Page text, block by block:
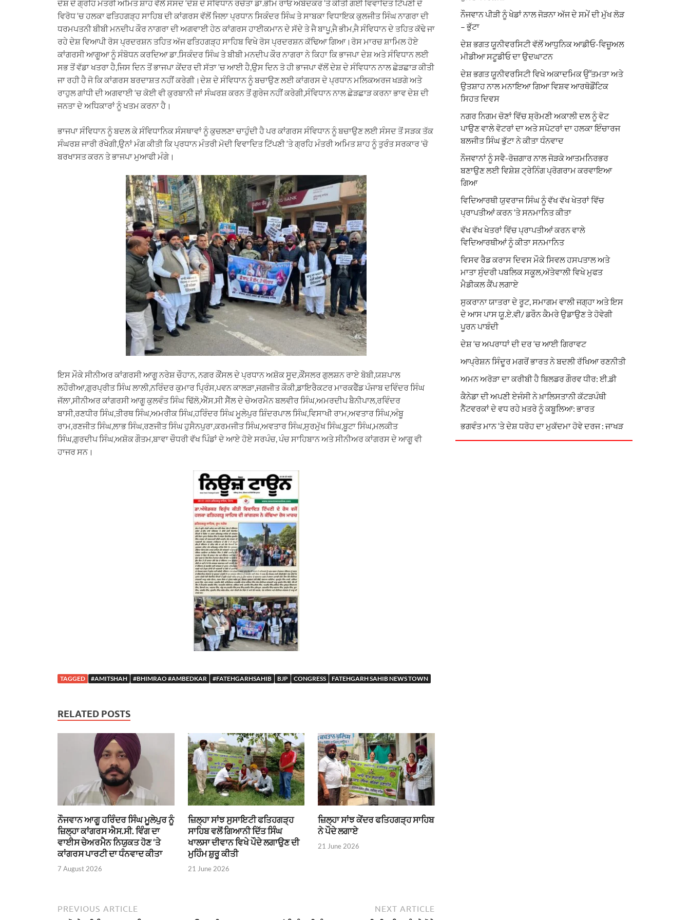
ਦੇਸ਼ ਦੇ ਗ੍ਰਹਿ ਮੰਤਰੀ ਅਮਿਤ ਸ਼ਾਹ ਵੱਲੋਂ ਸੰਸਦ ‘ਦੇਸ਼ ਦੇ ਸੰਵਿਧਾਨ ਰਚੇਤਾ ਡਾ.ਭੀਮ ਰਾਓ ਅੰਬੇਦਕਰ ‘ਤੇ ਕੀਤੀ ਗਈ ਵਿਵਾਦਿਤ ਟਿੱਪਣੀ ਦੇ
ਵਿਰੋਧ ‘ਚ ਹਲਕਾ ਫਤਿਹਗੜ੍ਹ ਸਾਹਿਬ ਦੀ ਕਾਂਗਰਸ ਵੱਲੋਂ ਜਿਲਾ ਪ੍ਰਧਾਨ ਸਿਕੰਦਰ ਸਿੰਘ ਤੇ ਸਾਬਕਾ ਵਿਧਾਇਕ ਕੁਲਜੀਤ ਸਿੰਘ ਨਾਗਰਾ ਦੀ
ਧਰਮਪਤਨੀ ਬੀਬੀ ਮਨਦੀਪ ਕੌਰ ਨਾਗਰਾ ਦੀ ਅਗਵਾਈ ਹੇਠ ਕਾਂਗਰਸ ਹਾਈਕਮਾਨ ਦੇ ਸੱਦੇ ਤੇ ਜੈ ਬਾਪੂ,ਜੈ ਭੀਮ,ਜੈ ਸੰਵਿਧਾਨ ਦੇ ਤਹਿਤ ਕੱਢੇ ਜਾ
ਰਹੇ ਦੇਸ਼ ਵਿਆਪੀ ਰੋਸ ਪ੍ਰਦਰਸ਼ਨ ਤਹਿਤ ਅੱਜ ਫਤਿਹਗੜ੍ਹ ਸਾਹਿਬ ਵਿਖੇ ਰੋਸ ਪ੍ਰਦਰਸ਼ਨ ਕੱਢਿਆ ਗਿਆ।ਰੋਸ ਮਾਰਚ ਸ਼ਾਮਿਲ ਹੋਏ
ਕਾਂਗਰਸੀ ਆਗੂਆ ਨੂੰ ਸੰਬੋਧਨ ਕਰਦਿਆ ਡਾ.ਸਿਕੰਦਰ ਸਿੰਘ ਤੇ ਬੀਬੀ ਮਨਦੀਪ ਕੌਰ ਨਾਗਰਾ ਨੇ ਕਿਹਾ ਕਿ ਭਾਜਪਾ ਦੇਸ਼ ਅਤੇ ਸੰਵਿਧਾਨ ਲਈ
ਸਭ ਤੋਂ ਵੱਡਾ ਖਤਰਾ ਹੈ,ਜਿਸ ਦਿਨ ਤੋਂ ਭਾਜਪਾ ਕੇਂਦਰ ਦੀ ਸੱਤਾ ‘ਚ ਆਈ ਹੈ,ਉਸ ਦਿਨ ਤੋ ਹੀ ਭਾਜਪਾ ਵੱਲੋਂ ਦੇਸ਼ ਦੇ ਸੰਵਿਧਾਨ ਨਾਲ ਛੇੜਛਾੜ ਕੀਤੀ
ਜਾ ਰਹੀ ਹੈ ਜੋ ਕਿ ਕਾਂਗਰਸ ਬਰਦਾਸ਼ਤ ਨਹੀਂ ਕਰੇਗੀ।ਦੇਸ਼ ਦੇ ਸੰਵਿਧਾਨ ਨੂੰ ਬਚਾਉਣ ਲਈ ਕਾਂਗਰਸ ਦੇ ਪ੍ਰਧਾਨ ਮਲਿਕਅਰਜ ਖੜਗੇ ਅਤੇ
ਰਾਹੁਲ ਗਾਂਧੀ ਦੀ ਅਗਵਾਈ ‘ਚ ਕੋਈ ਵੀ ਕੁਰਬਾਨੀ ਜਾਂ ਸੰਘਰਸ਼ ਕਰਨ ਤੋਂ ਗੁਰੇਜ ਨਹੀਂ ਕਰੇਗੀ,ਸੰਵਿਧਾਨ ਨਾਲ ਛੇੜਛਾੜ ਕਰਨਾ ਭਾਵ ਦੇਸ਼ ਦੀ
ਜਨਤਾ ਦੇ ਅਧਿਕਾਰਾਂ ਨੂੰ ਖਤਮ ਕਰਨਾ ਹੈ।
ਭਾਜਪਾ ਸੰਵਿਧਾਨ ਨੂੰ ਬਦਲ ਕੇ ਸੰਵਿਧਾਨਿਕ ਸੰਸਥਾਵਾਂ ਨੂੰ ਕੁਚਲਣਾ ਚਾਹੁੰਦੀ ਹੈ ਪਰ ਕਾਂਗਰਸ ਸੰਵਿਧਾਨ ਨੂੰ ਬਚਾਉਣ ਲਈ ਸੰਸਦ ਤੋਂ ਸੜਕ ਤੱਕ
ਸੰਘਰਸ਼ ਜਾਰੀ ਰੱਖੇਗੀ,ਉਨਾਂ ਮੰਗ ਕੀਤੀ ਕਿ ਪ੍ਰਧਾਨ ਮੰਤਰੀ ਮੋਦੀ ਵਿਵਾਦਿਤ ਟਿੱਪਣੀ ‘ਤੇ ਗ੍ਰਹਿ ਮੰਤਰੀ ਅਮਿਤ ਸ਼ਾਹ ਨੂੰ ਤੁਰੰਤ ਸਰਕਾਰ ‘ਚੋ
ਬਰਖਾਸਤ ਕਰਨ ਤੇ ਭਾਜਪਾ ਮੁਆਫੀ ਮੰਗੇ।
ਇਸ ਮੌਕੇ ਸੀਨੀਅਰ ਕਾਂਗਰਸੀ ਆਗੂ ਨਰੇਸ਼ ਚੌਹਾਨ, ਨਗਰ ਕੌਂਸਲ ਦੇ ਪ੍ਰਧਾਨ ਅਸ਼ੋਕ ਸੂਦ,ਕੌਂਸਲਰ ਗੁਲਸ਼ਨ ਰਾਏ ਬੋਬੀ,ਯਸ਼ਪਾਲ
ਲਹੌਰੀਆ,ਗੁਰਪ੍ਰੀਤ ਸਿੰਘ ਲਾਲੀ,ਨਰਿੰਦਰ ਕੁਮਾਰ ਪ੍ਰਿੰਸ,ਪਵਨ ਕਾਲੜਾ,ਜਗਜੀਤ ਕੌਕੀ,ਡਾਇਰੈਕਟਰ ਮਾਰਕਫੈੱਡ ਪੰਜਾਬ ਦਵਿੰਦਰ ਸਿੰਘ
ਜੱਲਾ,ਸੀਨੀਅਰ ਕਾਂਗਰਸੀ ਆਗੂ ਕੁਲਵੰਤ ਸਿੰਘ ਢਿੱਲੋ,ਐੱਸ.ਸੀ ਸੈੱਲ ਦੇ ਚੇਅਰਮੈਨ ਬਲਵੀਰ ਸਿੰਘ,ਅਮਰਦੀਪ ਬੈਨੀਪਾਲ,ਰਵਿੰਦਰ
ਬਾਸੀ,ਰਣਧੀਰ ਸਿੰਘ,ਤੀਰਥ ਸਿੰਘ,ਅਮਰੀਕ ਸਿੰਘ,ਹਰਿੰਦਰ ਸਿੰਘ ਮੂਲੇਪੁਰ ਸ਼ਿੰਦਰਪਾਲ ਸਿੰਘ,ਵਿਸਾਖੀ ਰਾਮ,ਅਵਤਾਰ ਸਿੰਘ,ਅੰਬੂ
ਰਾਮ,ਰਣਜੀਤ ਸਿੰਘ,ਲਾਭ ਸਿੰਘ,ਰਣਜੀਤ ਸਿੰਘ ਹੁਸੈਨਪੁਰਾ,ਕਰਮਜੀਤ ਸਿੰਘ,ਅਵਤਾਰ ਸਿੰਘ,ਸੁਰਮੁੱਖ ਸਿੰਘ,ਬੂਟਾ ਸਿੰਘ,ਮਲਕੀਤ
ਸਿੰਘ,ਗੁਰਦੀਪ ਸਿੰਘ,ਅਸ਼ੋਕ ਗੌਤਮ,ਬਾਵਾ ਚੌਧਰੀ ਵੱਖ ਪਿੰਡਾਂ ਦੇ ਆਏ ਹੋਏ ਸਰਪੰਚ, ਪੰਚ ਸਾਹਿਬਾਨ ਅਤੇ ਸੀਨੀਅਰ ਕਾਂਗਰਸ ਦੇ ਆਗੂ ਵੀ
ਹਾਜਰ ਸਨ।
TAGGED #AMITSHAH #BHIMRAO #AMBEDKAR #FATEHGARHSAHIB BJP CONGRESS FATEHGARH SAHIB NEWS TOWN
RELATED POSTS
ਨੌਜਵਾਨ ਆਗੂ ਹਰਿੰਦਰ ਸਿੰਘ ਮੂਲੇਪੁਰ ਨੂੰ
ਜ਼ਿਲ੍ਹਾ ਕਾਂਗਰਸ ਐਸ.ਸੀ. ਵਿੰਗ ਦਾ
ਵਾਈਸ ਚੇਅਰਮੈਨ ਨਿਯੁਕਤ ਹੋਣ ‘ਤੇ
ਕਾਂਗਰਸ ਪਾਰਟੀ ਦਾ ਧੰਨਵਾਦ ਕੀਤਾ
7 August 2026
ਜ਼ਿਲ੍ਹਾ ਸਾਂਝ ਸੁਸਾਇਟੀ ਫਤਿਹਗੜ੍ਹ
ਸਾਹਿਬ ਵਲੋਂ ਗਿਆਨੀ ਦਿੱਤ ਸਿੰਘ
ਖਾਲਸਾ ਦੀਵਾਨ ਵਿਖੇ ਪੌਦੇ ਲਗਾਉਣ ਦੀ
ਮੁਹਿੰਮ ਸ਼ੁਰੂ ਕੀਤੀ
21 June 2026
ਜ਼ਿਲ੍ਹਾ ਸਾਂਝ ਕੇਂਦਰ ਫਤਿਹਗੜ੍ਹ ਸਾਹਿਬ
ਨੇ ਪੌਦੇ ਲਗਾਏ
21 June 2026
PREVIOUS ARTICLE NEXT ARTICLE
ਨੌਜਵਾਨ ਪੀੜੀ ਨੂੰ ਖੇਡਾਂ ਨਾਲ ਜੋੜਨਾ ਅੱਜ ਦੇ ਸਮੇਂ ਦੀ ਮੁੱਖ ਲੋੜ
– ਭੁੱਟਾ
ਦੇਸ਼ ਭਗਤ ਯੂਨੀਵਰਸਿਟੀ ਵੱਲੋਂ ਆਧੁਨਿਕ ਆਡੀਓ-ਵਿਜ਼ੂਅਲ
ਮੀਡੀਆ ਸਟੂਡੀਓ ਦਾ ਉਦਘਾਟਨ
ਦੇਸ਼ ਭਗਤ ਯੂਨੀਵਰਸਿਟੀ ਵਿਖੇ ਅਕਾਦਮਿਕ ਉੱਤਮਤਾ ਅਤੇ
ਉਤਸ਼ਾਹ ਨਾਲ ਮਨਾਇਆ ਗਿਆ ਵਿਸ਼ਵ ਆਰਥੋਡੌਂਟਿਕ
ਸਿਹਤ ਦਿਵਸ
ਨਗਰ ਨਿਗਮ ਚੋਣਾਂ ਵਿੱਚ ਸ਼੍ਰੋਮਣੀ ਅਕਾਲੀ ਦਲ ਨੂੰ ਵੋਟ
ਪਾਉਣ ਵਾਲੇ ਵੋਟਰਾਂ ਦਾ ਅਤੇ ਸਪੋਟਰਾਂ ਦਾ ਹਲਕਾ ਇੰਚਾਰਜ
ਬਲਜੀਤ ਸਿੰਘ ਭੁੱਟਾ ਨੇ ਕੀਤਾ ਧੰਨਵਾਦ
ਨੌਜਵਾਨਾਂ ਨੂੰ ਸਵੈ-ਰੋਜ਼ਗਾਰ ਨਾਲ ਜੋੜਕੇ ਆਤਮਨਿਰਭਰ
ਬਣਾਉਣ ਲਈ ਵਿਸ਼ੇਸ਼ ਟ੍ਰੇਨਿੰਗ ਪ੍ਰੋਗਰਾਮ ਕਰਵਾਇਆ
ਗਿਆ
ਵਿਦਿਆਰਥੀ ਯੁਵਰਾਜ ਸਿੰਘ ਨੂੰ ਵੱਖ ਵੱਖ ਖੇਤਰਾਂ ਵਿੱਚ
ਪ੍ਰਾਪਤੀਆਂ ਕਰਨ ‘ਤੇ ਸਨਮਾਨਿਤ ਕੀਤਾ
ਵੱਖ ਵੱਖ ਖੇਤਰਾਂ ਵਿੱਚ ਪ੍ਰਾਪਤੀਆਂ ਕਰਨ ਵਾਲੇ
ਵਿਦਿਆਰਥੀਆਂ ਨੂੰ ਕੀਤਾ ਸਨਮਾਨਿਤ
ਵਿਸਵ ਰੈਡ ਕਰਾਸ ਦਿਵਸ ਮੌਕੇ ਸਿਵਲ ਹਸਪਤਾਲ ਅਤੇ
ਮਾਤਾ ਸੁੰਦਰੀ ਪਬਲਿਕ ਸਕੂਲ,ਅੱਤੇਵਾਲੀ ਵਿਖੇ ਮੁਫਤ
ਮੈਡੀਕਲ ਕੈਂਪ ਲਗਾਏ
ਸੁਕਰਾਨਾ ਯਾਤਰਾ ਦੇ ਰੂਟ, ਸਮਾਗਮ ਵਾਲੀ ਜਗ੍ਹਾ ਅਤੇ ਇਸ
ਦੇ ਆਸ ਪਾਸ ਯੂ.ਏ.ਵੀ/ ਡਰੌਨ ਕੈਮਰੇ ਉਡਾਉਣ ਤੇ ਹੋਵੇਗੀ
ਪੂਰਨ ਪਾਬੰਦੀ
ਦੇਸ਼ ‘ਚ ਅਪਰਾਧਾਂ ਦੀ ਦਰ ‘ਚ ਆਈ ਗਿਰਾਵਟ
ਆਪ੍ਰੇਸ਼ਨ ਸਿੰਦੂਰ ਮਗਰੋਂ ਭਾਰਤ ਨੇ ਬਦਲੀ ਰੱਖਿਆ ਰਣਨੀਤੀ
ਅਮਨ ਅਰੋੜਾ ਦਾ ਕਰੀਬੀ ਹੈ ਬਿਲਡਰ ਗੌਰਵ ਧੀਰ: ਈ.ਡੀ
ਕੈਨੇਡਾ ਦੀ ਅਪਣੀ ਏਜੰਸੀ ਨੇ ਖ਼ਾਲਿਸਤਾਨੀ ਕੱਟੜਪੰਥੀ
ਨੈੱਟਵਰਕਾਂ ਦੇ ਵਧ ਰਹੇ ਖ਼ਤਰੇ ਨੂੰ ਕਬੂਲਿਆ: ਭਾਰਤ
ਭਗਵੰਤ ਮਾਨ ‘ਤੇ ਦੇਸ਼ ਧਰੋਹ ਦਾ ਮੁਕੱਦਮਾ ਹੋਵੇ ਦਰਜ : ਜਾਖੜ